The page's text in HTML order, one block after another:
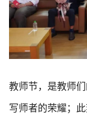
教师节，是教师
写师者的荣耀；